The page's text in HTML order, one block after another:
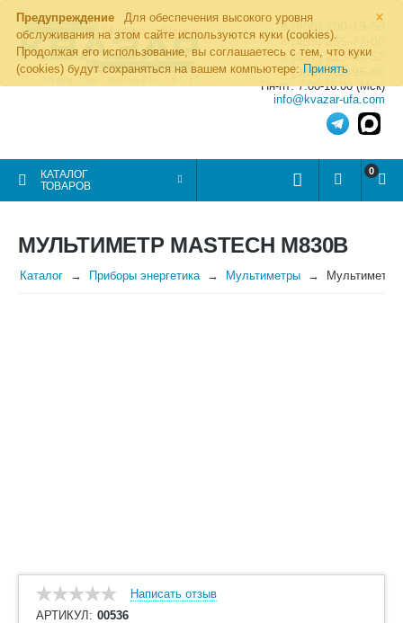
×
Предупреждение
Для обеспечения высокого уровня
обслуживания на этом сайте используются куки (cookies).
Продолжая его использование, вы соглашаетесь с тем, что куки
(cookies) будут сохраняться на вашем компьютере: Принять
8 (800) 700-19-50
8 (495) 255-77-08
8 (347) 225-00-52
8 (986) 963-95-80
Пн-пт: 7.00-16.00 (Мск)
info@kvazar-ufa.com
КАТАЛОГ
ТОВАРОВ
0
МУЛЬТИМЕТР MASTECH М830В
Каталог Приборы энергетика Мультиметры Мультиметр
Написать отзыв
АРТИКУЛ: 00536